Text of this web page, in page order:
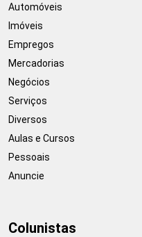
Automóveis
Imóveis
Empregos
Mercadorias
Negócios
Serviços
Diversos
Aulas e Cursos
Pessoais
Anuncie
Colunistas